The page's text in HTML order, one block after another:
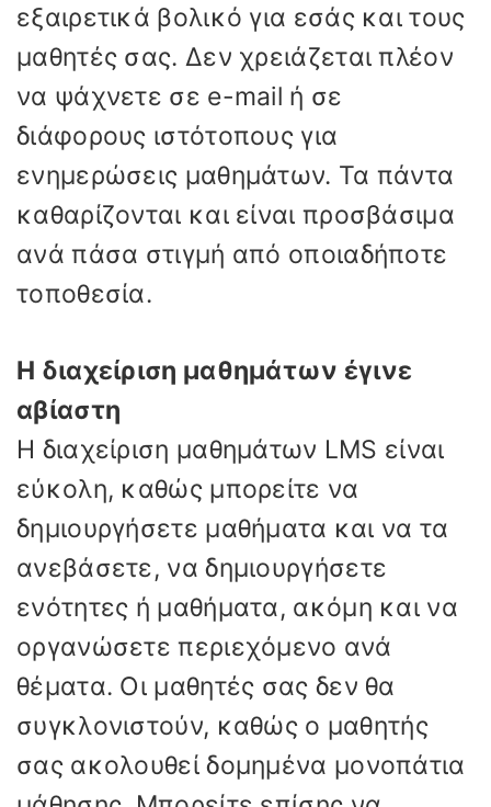
εξαιρετικά βολικό για εσάς και τους
μαθητές σας. Δεν χρειάζεται πλέον
να ψάχνετε σε e-mail ή σε
διάφορους ιστότοπους για
ενημερώσεις μαθημάτων. Τα πάντα
καθαρίζονται και είναι προσβάσιμα
ανά πάσα στιγμή από οποιαδήποτε
τοποθεσία.
Η διαχείριση μαθημάτων έγινε
αβίαστη
Η διαχείριση μαθημάτων LMS είναι
εύκολη, καθώς μπορείτε να
δημιουργήσετε μαθήματα και να τα
ανεβάσετε, να δημιουργήσετε
ενότητες ή μαθήματα, ακόμη και να
οργανώσετε περιεχόμενο ανά
θέματα. Οι μαθητές σας δεν θα
συγκλονιστούν, καθώς ο μαθητής
σας ακολουθεί δομημένα μονοπάτια